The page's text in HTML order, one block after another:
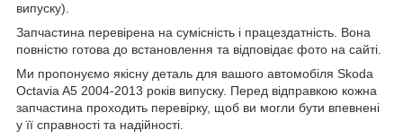
випуску).
Запчастина перевірена на сумісність і працездатність. Вона
повністю готова до встановлення та відповідає фото на сайті.
Ми пропонуємо якісну деталь для вашого автомобіля Skoda
Octavia A5 2004-2013 років випуску. Перед відправкою кожна
запчастина проходить перевірку, щоб ви могли бути впевнені
у її справності та надійності.